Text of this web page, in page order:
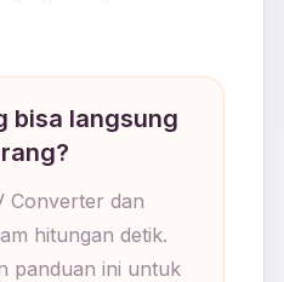
bisa langsung
Converter dan
hitungan detik.
panduan ini untuk